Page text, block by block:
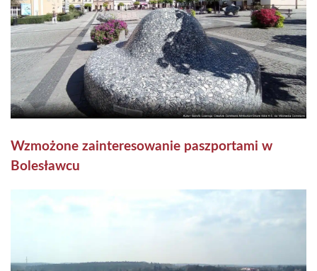
Wzmożone zainteresowanie paszportami w
Bolesławcu